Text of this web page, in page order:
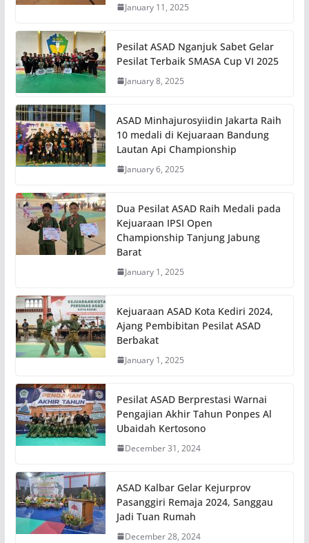
January 11, 2025
Pesilat ASAD Nganjuk Sabet Gelar
Pesilat Terbaik SMASA Cup VI 2025
January 8, 2025
ASAD Minhajurosyiidin Jakarta Raih
10 medali di Kejuaraan Bandung
Lautan Api Championship
January 6, 2025
Dua Pesilat ASAD Raih Medali pada
Kejuaraan IPSI Open
Championship Tanjung Jabung
Barat
January 1, 2025
Kejuaraan ASAD Kota Kediri 2024,
Ajang Pembibitan Pesilat ASAD
Berbakat
January 1, 2025
Pesilat ASAD Berprestasi Warnai
Pengajian Akhir Tahun Ponpes Al
Ubaidah Kertosono
December 31, 2024
ASAD Kalbar Gelar Kejurprov
Pasanggiri Remaja 2024, Sanggau
Jadi Tuan Rumah
December 28, 2024